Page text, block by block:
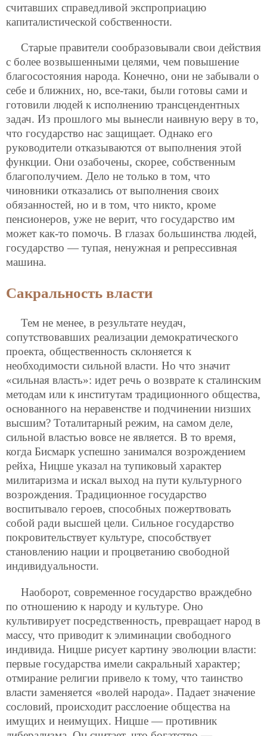
считавших справедливой экспроприацию
капиталистической собственности.
Старые правители сообразовывали свои действия
с более возвышенными целями, чем повышение
благосостояния народа. Конечно, они не забывали о
себе и ближних, но, все-таки, были готовы сами и
готовили людей к исполнению трансцендентных
задач. Из прошлого мы вынесли наивную веру в то,
что государство нас защищает. Однако его
руководители отказываются от выполнения этой
функции. Они озабочены, скорее, собственным
благополучием. Дело не только в том, что
чиновники отказались от выполнения своих
обязанностей, но и в том, что никто, кроме
пенсионеров, уже не верит, что государство им
может как-то помочь. В глазах большинства людей,
государство — тупая, ненужная и репрессивная
машина.
Сакральность власти
Тем не менее, в результате неудач,
сопутствовавших реализации демократического
проекта, общественность склоняется к
необходимости сильной власти. Но что значит
«сильная власть»: идет речь о возврате к сталинским
методам или к институтам традиционного общества,
основанного на неравенстве и подчинении низших
высшим? Тоталитарный режим, на самом деле,
сильной властью вовсе не является. В то время,
когда Бисмарк успешно занимался возрождением
рейха, Ницше указал на тупиковый характер
милитаризма и искал выход на пути культурного
возрождения. Традиционное государство
воспитывало героев, способных пожертвовать
собой ради высшей цели. Сильное государство
покровительствует культуре, способствует
становлению нации и процветанию свободной
индивидуальности.
Наоборот, современное государство враждебно
по отношению к народу и культуре. Оно
культивирует посредственность, превращает народ в
массу, что приводит к элиминации свободного
индивида. Ницше рисует картину эволюции власти:
первые государства имели сакральный характер;
отмирание религии привело к тому, что таинство
власти заменяется «волей народа». Падает значение
сословий, происходит расслоение общества на
имущих и неимущих. Ницше — противник